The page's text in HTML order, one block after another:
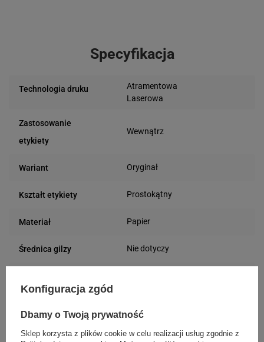
Specyfikacja
Technologia druku
Atramentowa
Laserowa
Zastosowanie
etykiety
Wewnątrz
Wariant Oryginał
Kształt etykiety Prostokątny
Materiał Papier
Średnica gilzy Nie dotyczy
Inkjet
Szerokość etykiety 70 mm
Konfiguracja zgód
Dbamy o Twoją prywatność
Sklep korzysta z plików cookie w celu realizacji usług zgodnie z